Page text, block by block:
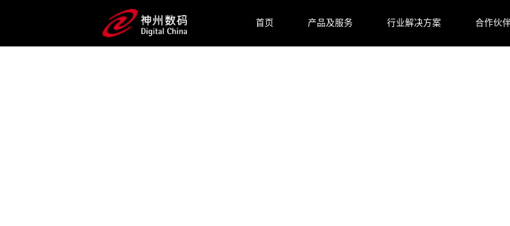
首页 产品及服务 行业解决方案 合作伙